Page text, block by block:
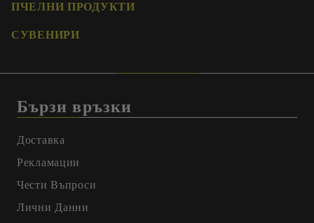
ПЧЕЛНИ ПРОДУКТИ
СУВЕНИРИ
Бързи връзки
Доставка
Рекламации
Чести Въпроси
Лични Данни